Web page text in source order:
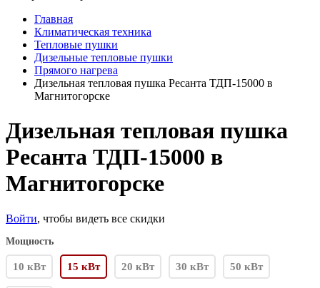
Главная
Климатическая техника
Тепловые пушки
Дизельные тепловые пушки
Прямого нагрева
Дизельная тепловая пушка Ресанта ТДП-15000 в
Магнитогорске
Дизельная тепловая пушка
Ресанта ТДП-15000 в
Магнитогорске
Войти, чтобы видеть все скидки
Мощность
10 кВт 15 кВт 20 кВт 30 кВт 50 кВт